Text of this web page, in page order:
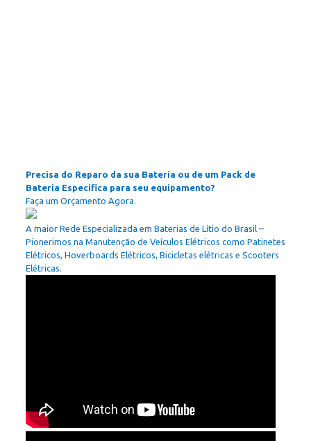
Precisa do Reparo da sua Bateria ou de um Pack de
Bateria Especifica para seu equipamento?
Faça um Orçamento Agora.
A maior Rede Especializada em Baterias de Lítio do Brasil –
Pionerimos na Manutenção de Veículos Elétricos como Patinetes
Elétricos, Hoverboards Elétricos, Bicicletas elétricas e Scooters
Elétricas.